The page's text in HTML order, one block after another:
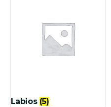
Labios (5)